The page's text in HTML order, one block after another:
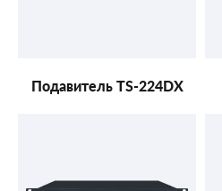
Подавитель TS-224DX